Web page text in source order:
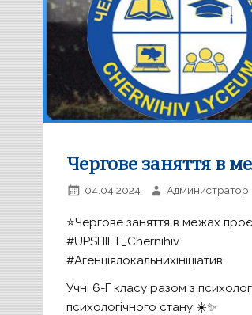
Чергове заняття в
04.04.2024 Администратор
⭐️Чергове заняття в межах
#UPSHIFT_Chernihiv
#Агенціялокальнихініціатив
Учні 6-Г класу разом з
психологічного стану ☀️✨